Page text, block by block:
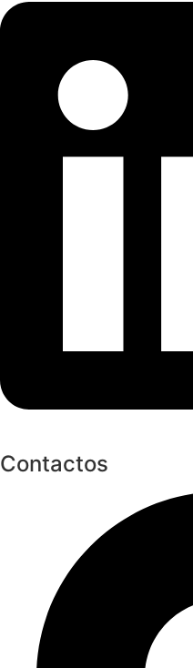
Contactos